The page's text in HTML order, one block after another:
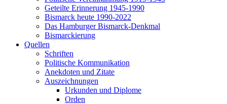
Geteilte Erinnerung 1945-1990
Bismarck heute 1990-2022
Das Hamburger Bismarck-Denkmal
Bismarckierung
Quellen
Schriften
Politische Kommunikation
Anekdoten und Zitate
Auszeichnungen
Urkunden und Diplome
Orden